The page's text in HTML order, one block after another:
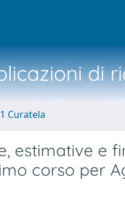
di
Curatela
estimative e
corso per